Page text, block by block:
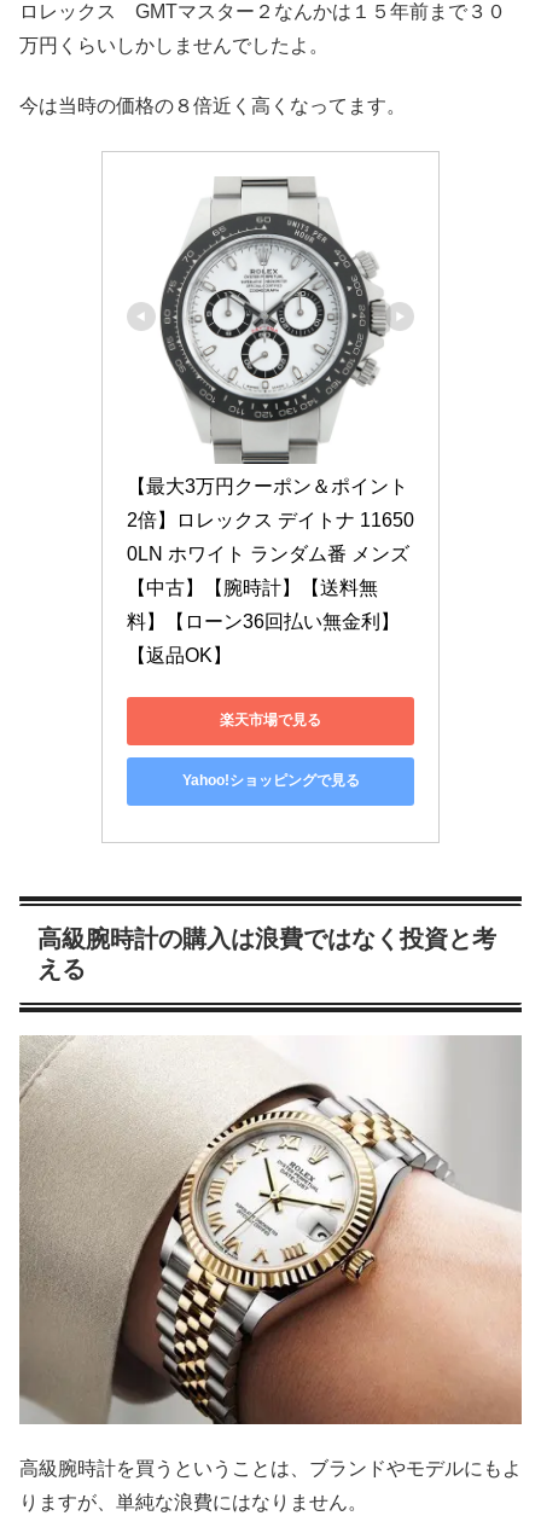
ロレックス GMTマスター２なんかは１５年前まで３０
万円くらいしかしませんでしたよ。
今は当時の価格の８倍近く高くなってます。
【最大3万円クーポン＆ポイント
2倍】ロレックス デイトナ 11650
0LN ホワイト ランダム番 メンズ
【中古】【腕時計】【送料無
料】【ローン36回払い無金利】
【返品OK】
楽天市場で見る
Yahoo!ショッピングで見る
高級腕時計の購入は浪費ではなく投資と考
える
高級腕時計を買うということは、ブランドやモデルにもよ
りますが、単純な浪費にはなりません。